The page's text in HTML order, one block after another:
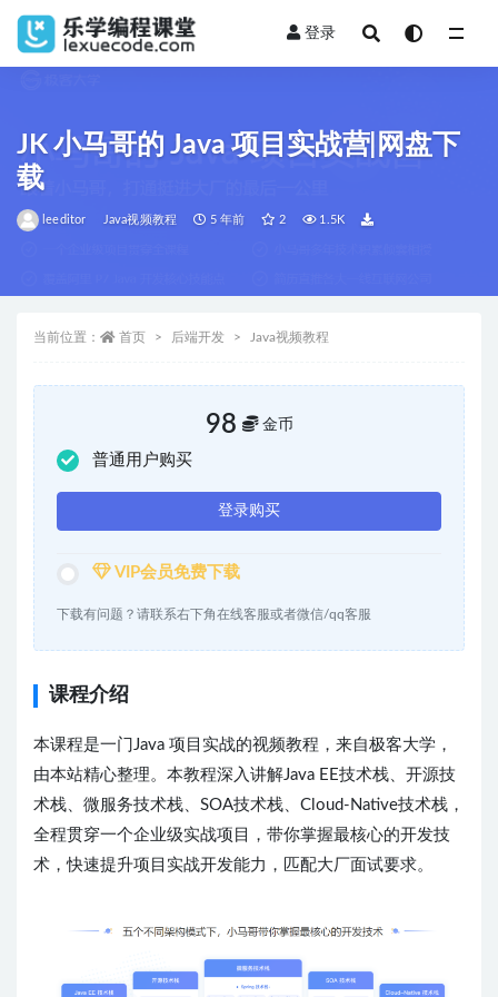
登录
JK 小马哥的 Java 项目实战营|网盘下
载
leeditor Java视频教程 5 年前 2 1.5K
当前位置： 首页 后端开发 Java视频教程
98 金币
普通用户购买
登录购买
VIP会员免费下载
下载有问题？请联系右下角在线客服或者微信/qq客服
课程介绍
本课程是一门Java 项目实战的视频教程，来自极客大学，
由本站精心整理。本教程深入讲解Java EE技术栈、开源技
术栈、微服务技术栈、SOA技术栈、Cloud-Native技术栈，
全程贯穿一个企业级实战项目，带你掌握最核心的开发技
术，快速提升项目实战开发能力，匹配大厂面试要求。